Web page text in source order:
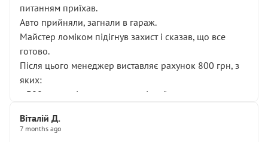
питанням приїхав.
Авто прийняли, загнали в гараж.
Майстер ломіком підігнув захист і сказав, що все
готово.
Після цього менеджер виставляє рахунок 800 грн, з
яких:
• 300 грн — діагностика гальмівної системи
НЕ погоджував
Віталій Д.
7 months ago